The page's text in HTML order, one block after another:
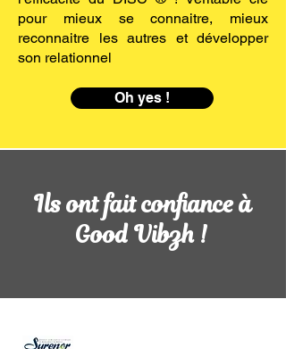
pour mieux se connaitre, mieux
reconnaitre les autres et développer
son relationnel
Oh yes !
Ils ont fait confiance à
Good Vibzh !